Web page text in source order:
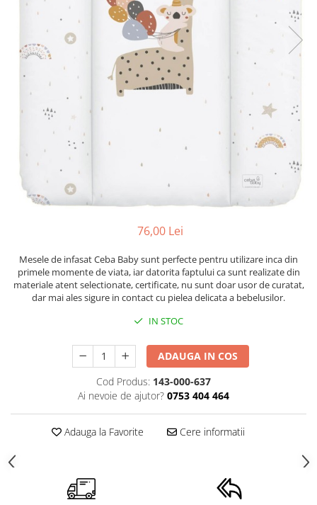
Olite tip scaunel simple
Reductoare antiderapante
Reductoare moi
Seturi cadite 86 cm
Seturi cadite 92 cm
Suporti anatomici plastic
Suporti anatomici textili
Suporti metalici cadite
Mese de infasat pliabile
Mese de infasat Ultra Light 50x70
Patuturi pliabile
Sisteme de siguranta copii
Tampoane postnatale
Tampoane si protectii silicon
pentru san
76,00 Lei
Mesele de infasat Ceba Baby sunt perfecte pentru utilizare inca din
primele momente de viata, iar datorita faptului ca sunt realizate din
materiale atent selectionate, certificate, nu sunt doar usor de curatat,
dar mai ales sigure in contact cu pielea delicata a bebelusilor.
IN STOC
ADAUGA IN COS
Cod Produs: 143-000-637
Ai nevoie de ajutor? 0753 404 464
Adauga la Favorite Cere informatii